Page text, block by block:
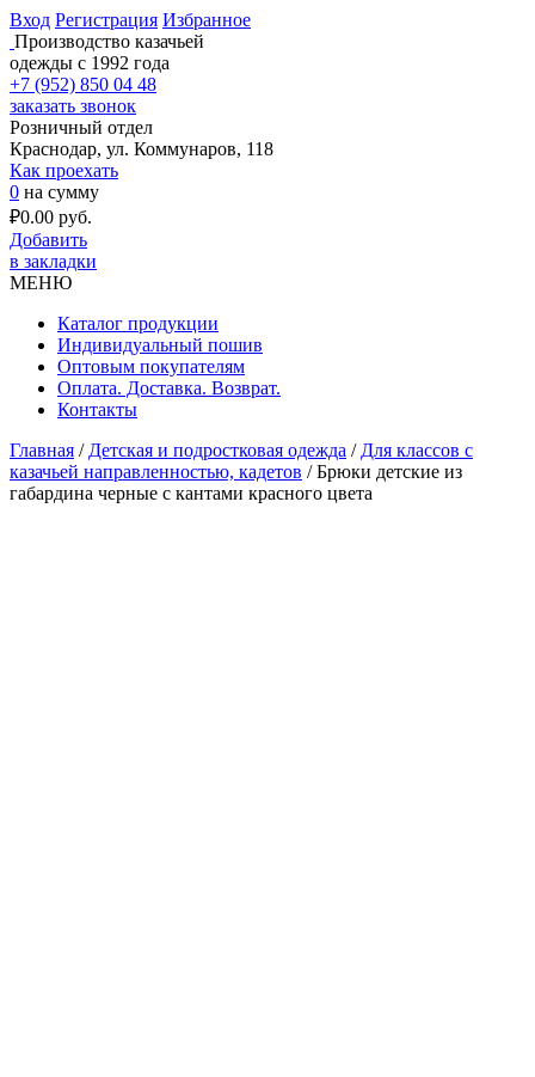
Вход Регистрация Избранное
Производство казачьей
одежды с 1992 года
+7 (952) 850 04 48
заказать звонок
Розничный отдел
Краснодар, ул. Коммунаров, 118
Как проехать
0 на сумму
₽0.00 руб.
Добавить
в закладки
МЕНЮ
Каталог продукции
Индивидуальный пошив
Оптовым покупателям
Оплата. Доставка. Возврат.
Контакты
Главная / Детская и подростковая одежда / Для классов с
казачьей направленностью, кадетов / Брюки детские из
габардина черные с кантами красного цвета